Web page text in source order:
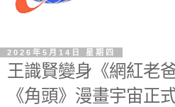
2026年5月14日 星期四
王識賢變身《網紅老
《角頭》漫畫宇宙正